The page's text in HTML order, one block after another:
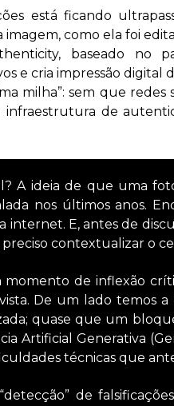
está ficando
como ela foi
baseado no
e cria impressão digital
milha”: sem que
infraestrutura de
A ideia de que uma
nos últimos anos.
internet. E, antes de
contextualizar o
momento de inflexão
De um lado temos
quase que um
Artificial Generativa
técnicas que
de